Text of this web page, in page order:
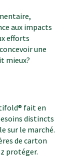
aux impacts
efforts
une
mieux?
fait en
distincts
sur le marché.
de carton
protéger.